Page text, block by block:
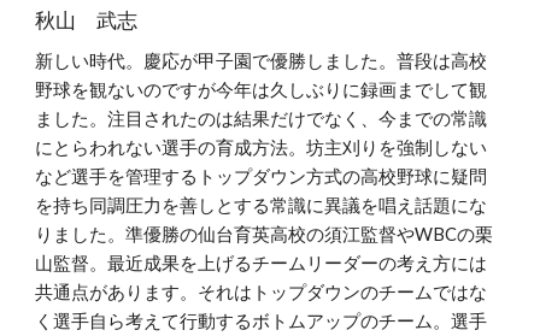
秋山 武志
新しい時代。慶応が甲子園で優勝しました。普段は高校
野球を観ないのですが今年は久しぶりに録画までして観
ました。注目されたのは結果だけでなく、今までの常識
にとらわれない選手の育成方法。坊主刈りを強制しない
など選手を管理するトップダウン方式の高校野球に疑問
を持ち同調圧力を善しとする常識に異議を唱え話題にな
りました。準優勝の仙台育英高校の須江監督やWBCの栗
山監督。最近成果を上げるチームリーダーの考え方には
共通点があります。それはトップダウンのチームではな
く選手自ら考えて行動するボトムアップのチーム。選手